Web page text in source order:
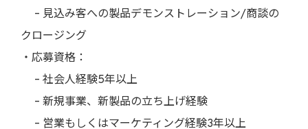
– 見込み客への製品デモンストレーション/商談の
クロージング
・応募資格：
– 社会人経験5年以上
– 新規事業、新製品の立ち上げ経験
– 営業もしくはマーケティング経験3年以上